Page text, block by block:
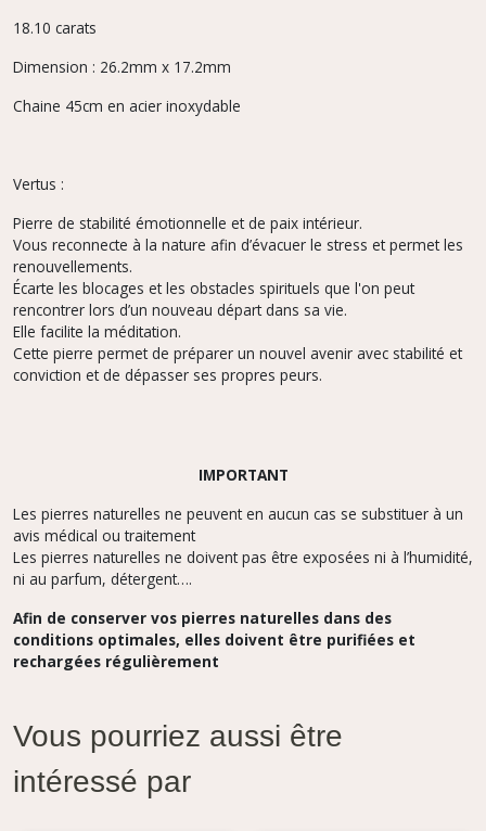
18.10 carats
Dimension : 26.2mm x 17.2mm
Chaine 45cm en acier inoxydable
Vertus :
Pierre de stabilité émotionnelle et de paix intérieur.
Vous reconnecte à la nature afin d’évacuer le stress et permet les
renouvellements.
Écarte les blocages et les obstacles spirituels que l'on peut
rencontrer lors d’un nouveau départ dans sa vie.
Elle facilite la méditation.
Cette pierre permet de préparer un nouvel avenir avec stabilité et
conviction et de dépasser ses propres peurs.
IMPORTANT
Les pierres naturelles ne peuvent en aucun cas se substituer à un
avis médical ou traitement
Les pierres naturelles ne doivent pas être exposées ni à l’humidité,
ni au parfum, détergent….
Afin de conserver vos pierres naturelles dans des
conditions optimales, elles doivent être purifiées et
rechargées régulièrement
Vous pourriez aussi être
intéressé par